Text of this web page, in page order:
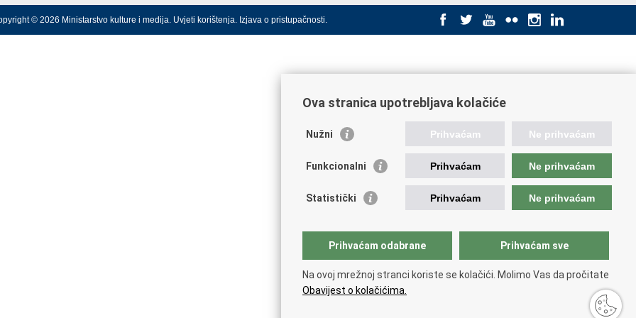
© 2026 Ministarstvo kulture i medija. Uvjeti korištenja. Izjava o pristupačnosti.
Ova stranica upotrebljava kolačiće
Nužni Prihvaćam Ne prihvaćam
Funkcionalni Prihvaćam Ne prihvaćam
Statistički Prihvaćam Ne prihvaćam
Prihvaćam odabrane Prihvaćam sve
Na ovoj mrežnoj stranci koriste se kolačići. Molimo Vas da pročitate
Obavijest o kolačićima.